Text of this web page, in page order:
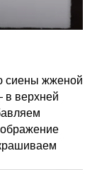
сиены жженой
в верхней